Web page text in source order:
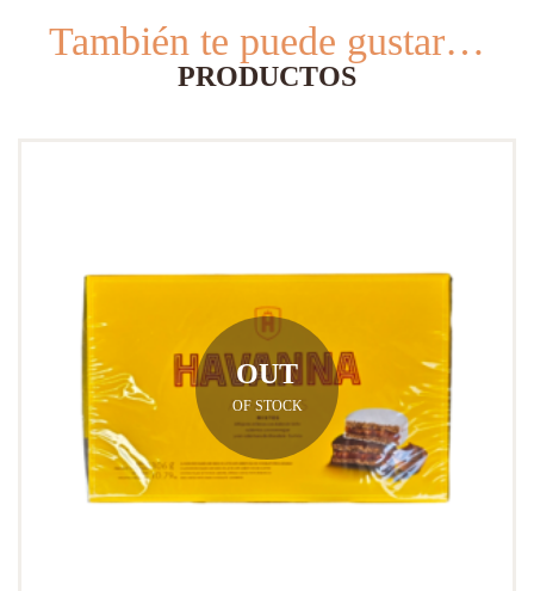
También te puede gustar…
PRODUCTOS
OUT
OF STOCK